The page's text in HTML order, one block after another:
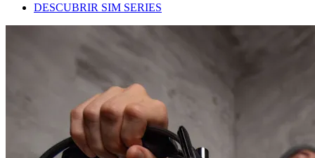
DESCUBRIR SIM SERIES